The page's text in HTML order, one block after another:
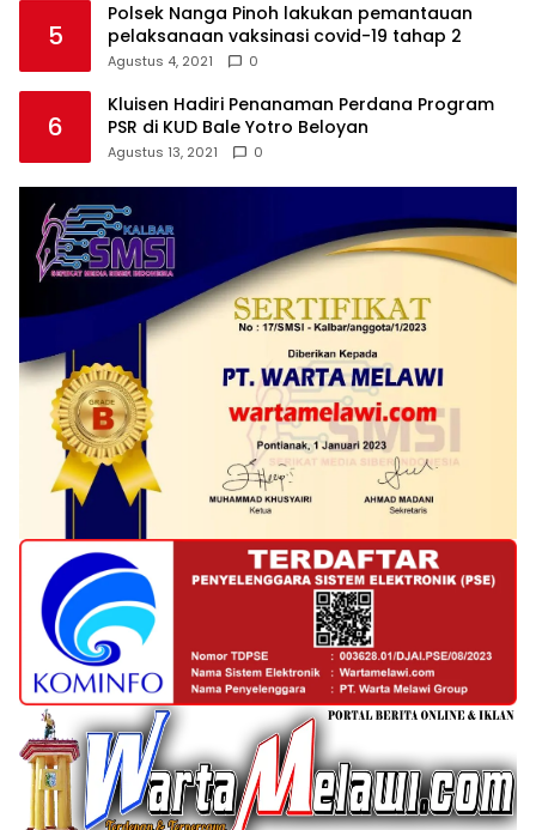
5
Polsek Nanga Pinoh lakukan pemantauan
pelaksanaan vaksinasi covid-19 tahap 2
Agustus 4, 2021 0
6
Kluisen Hadiri Penanaman Perdana Program
PSR di KUD Bale Yotro Beloyan
Agustus 13, 2021 0